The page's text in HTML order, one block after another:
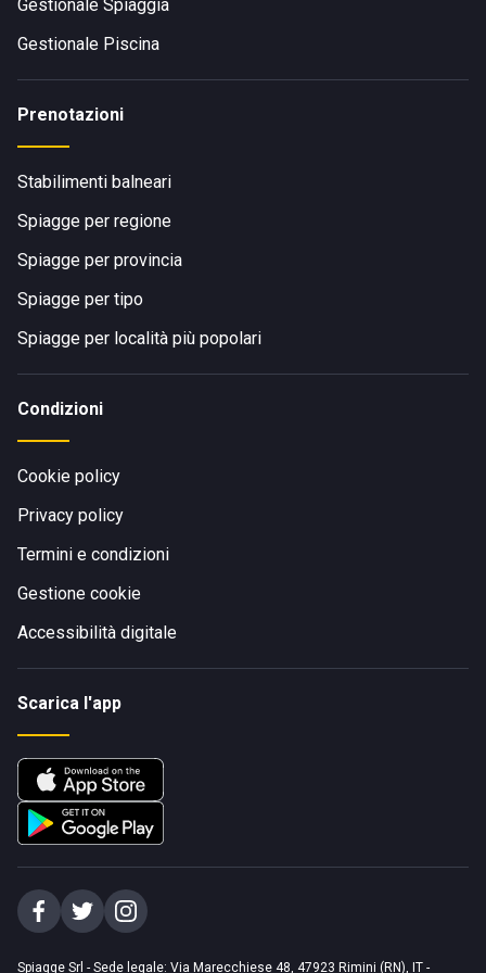
Gestionale Spiaggia
Gestionale Piscina
Prenotazioni
Stabilimenti balneari
Spiagge per regione
Spiagge per provincia
Spiagge per tipo
Spiagge per località più popolari
Condizioni
Cookie policy
Privacy policy
Termini e condizioni
Gestione cookie
Accessibilità digitale
Scarica l'app
Spiagge Srl - Sede legale: Via Marecchiese 48, 47923 Rimini (RN), IT -